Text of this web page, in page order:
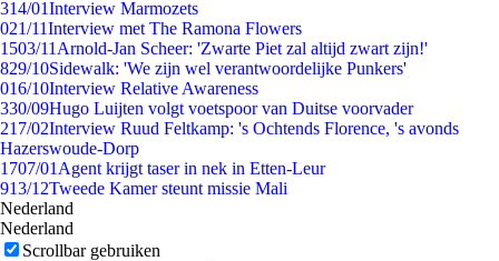
314/01Interview Marmozets
021/11Interview met The Ramona Flowers
1503/11 Arnold-Jan Scheer: 'Zwarte Piet zal altijd zwart zijn!'
829/10Sidewalk: 'We zijn wel verantwoordelijke Punkers'
016/10Interview Relative Awareness
330/09Hugo Luijten volgt voetspoor van Duitse voorvader
217/02Interview Ruud Feltkamp: 's Ochtends Florence, 's avonds
Hazerswoude-Dorp
1707/01 Agent krijgt taser in nek in Etten-Leur
913/12Tweede Kamer steunt missie Mali
Nederland
Nederland
Scrollbar gebruiken